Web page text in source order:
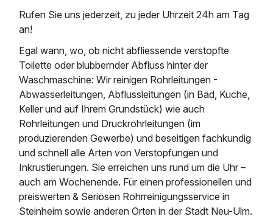
Kontakt
Rufen Sie uns jederzeit, zu jeder Uhrzeit 24h am Tag
an!
Egal wann, wo, ob nicht abfliessende verstopfte
Toilette oder blubbernder Abfluss hinter der
Waschmaschine: Wir reinigen Rohrleitungen -
Abwasserleitungen, Abflussleitungen (in Bad, Küche,
Keller und auf Ihrem Grundstück) wie auch
Rohrleitungen und Druckrohrleitungen (im
produzierenden Gewerbe) und beseitigen fachkundig
und schnell alle Arten von Verstopfungen und
Inkrustierungen. Sie erreichen uns rund um die Uhr –
auch am Wochenende. Für einen professionellen und
preiswerten & Seriösen Rohrreinigungsservice in
Steinheim sowie anderen Orten in der Stadt Neu-Ulm.